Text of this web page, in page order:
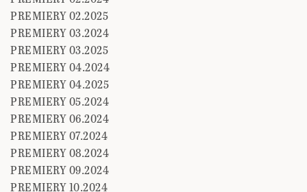
PREMIERY 02.2025
PREMIERY 03.2024
PREMIERY 03.2025
PREMIERY 04.2024
PREMIERY 04.2025
PREMIERY 05.2024
PREMIERY 06.2024
PREMIERY 07.2024
PREMIERY 08.2024
PREMIERY 09.2024
PREMIERY 10.2024